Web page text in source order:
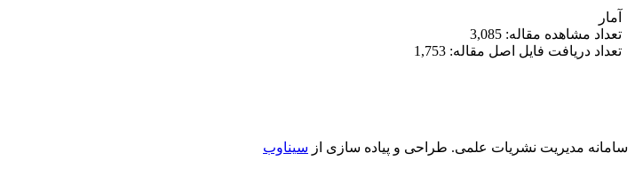
آمار
تعداد مشاهده مقاله: 3,085
تعداد دریافت فایل اصل مقاله: 1,753
سامانه مدیریت نشریات علمی. طراحی و پیاده سازی از سیناوب